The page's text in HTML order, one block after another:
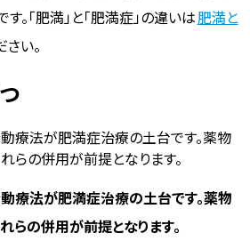
。「肥満」と「肥満症」の違いは肥満と
い。
療法が肥満症治療の土台です。薬物
らの併用が前提となります。
療法が肥満症治療の土台です。薬物
らの併用が前提となります。